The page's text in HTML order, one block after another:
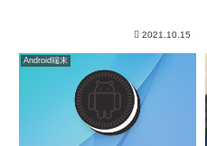
2021.10.15
Android端末